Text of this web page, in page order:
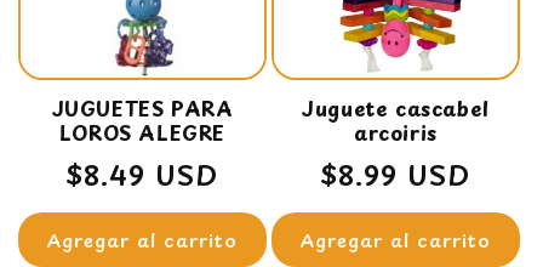
JUGUETES PARA
LOROS ALEGRE
Precio
habitual
$8.49 USD
Agregar al carrito
Juguete cascabel
arcoiris
Precio
habitual
$8.99 USD
Agregar al carrito